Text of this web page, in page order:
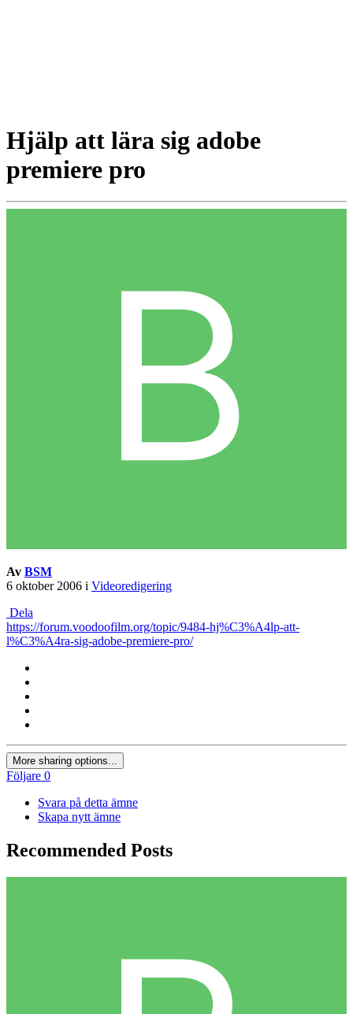
Hjälp att lära sig adobe
premiere pro
Av BSM
6 oktober 2006 i Videoredigering
Dela
https://forum.voodoofilm.org/topic/9484-hj%C3%A4lp-att-
l%C3%A4ra-sig-adobe-premiere-pro/
More sharing options...
Följare 0
Svara på detta ämne
Skapa nytt ämne
Recommended Posts